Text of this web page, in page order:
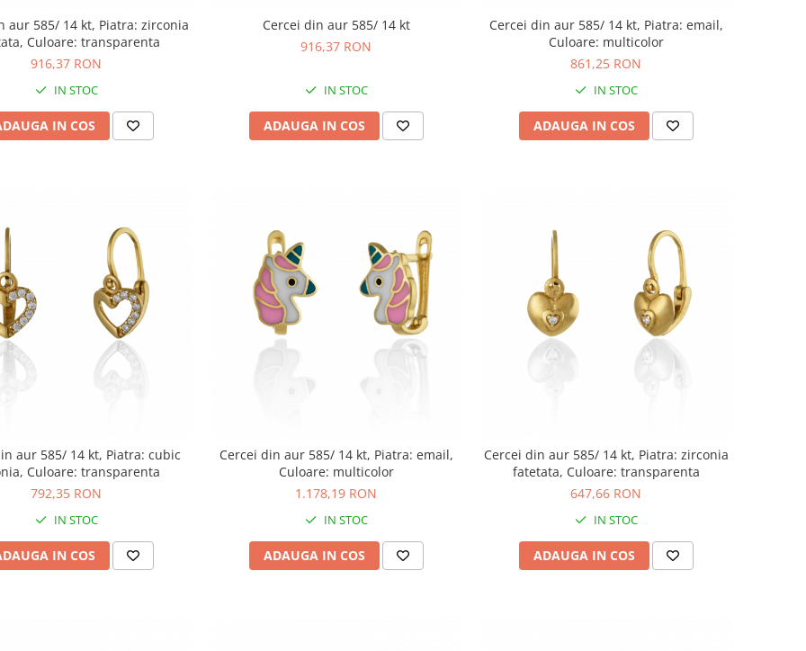
aur 585/ 14 kt, Piatra: zirconia
Culoare: transparenta
916,37 RON
IN STOC
IN COS
Cercei din aur 585/ 14 kt
916,37 RON
IN STOC
ADAUGA IN COS
Cercei din aur 585/ 14 kt, Piatra: email,
Culoare: multicolor
861,25 RON
IN STOC
ADAUGA IN COS
aur 585/ 14 kt, Piatra: cubic
Culoare: transparenta
792,35 RON
IN STOC
IN COS
Cercei din aur 585/ 14 kt, Piatra: email,
Culoare: multicolor
1.178,19 RON
IN STOC
ADAUGA IN COS
Cercei din aur 585/ 14 kt, Piatra: zirconia
fatetata, Culoare: transparenta
647,66 RON
IN STOC
ADAUGA IN COS